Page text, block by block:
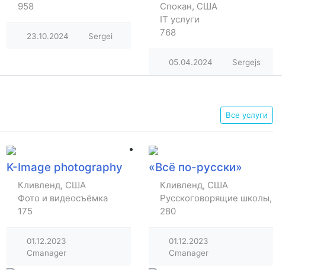
958
23.10.2024 Sergei
Спокан, США
IT услуги
768
05.04.2024 Sergejs
Все услуги
товаров
K-Image photography
Кливленд, США
Фото и видеосъёмка
175
01.12.2023
Cmanager
«Всё по-русски»
Кливленд, США
Русскоговорящие школы, библиотеки
280
01.12.2023
Cmanager